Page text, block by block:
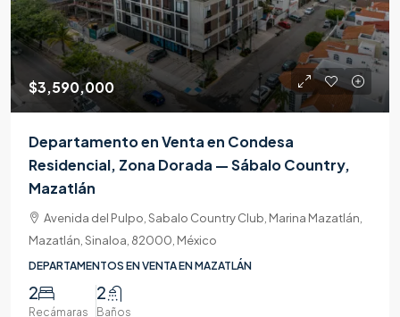
$3,590,000
Departamento en Venta en Condesa
Residencial, Zona Dorada — Sábalo Country,
Mazatlán
Avenida del Pulpo, Sabalo Country Club, Marina Mazatlán,
Mazatlán, Sinaloa, 82000, México
DEPARTAMENTOS EN VENTA EN MAZATLÁN
2
Recámaras
2
Baños